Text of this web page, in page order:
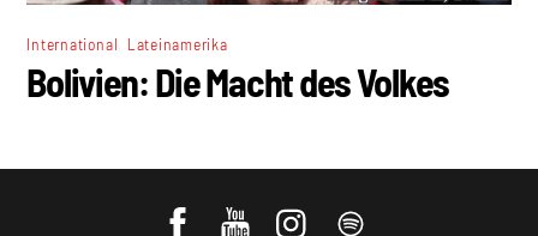
International Lateinamerika
Bolivien: Die Macht des Volkes